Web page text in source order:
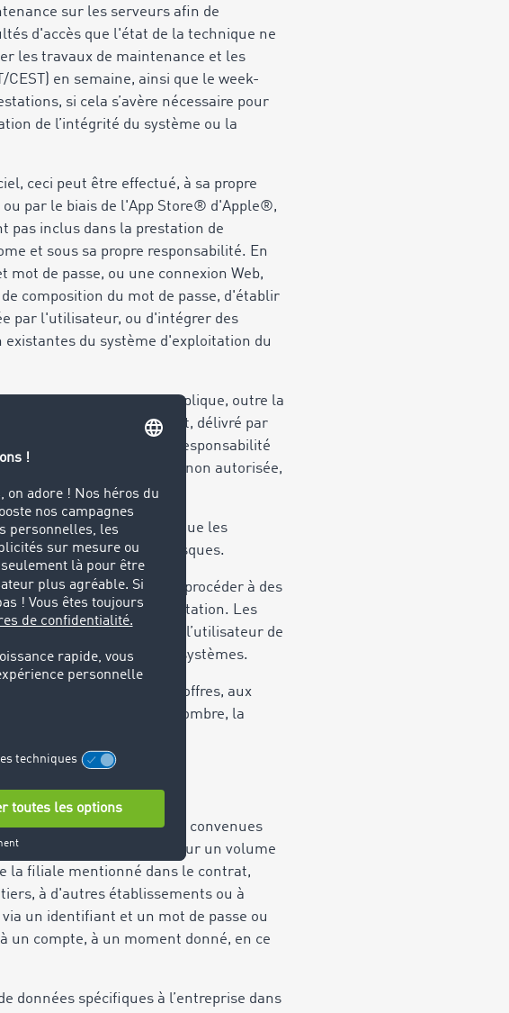
sur les serveurs afin de
d'accès que l'état de la technique ne
les travaux de maintenance et les
en semaine, ainsi que le week-
si cela s’avère nécessaire pour
de l’intégrité du système ou la
ceci peut être effectué, à sa propre
par le biais de l'App Store® d'Apple®,
pas inclus dans la prestation de
et sous sa propre responsabilité. En
de passe, ou une connexion Web,
composition du mot de passe, d'établir
par l'utilisateur, ou d'intégrer des
du système d'exploitation du
multifactorielle. Cela implique, outre la
généré ponctuellement, délivré par
application). Il est de la responsabilité
contre toute intrusion non autorisée,
son logiciel ainsi que les
et à ses propres risques.
de ses services, à procéder à des
principal de la prestation. Les
(ci-après IA). Il revient à l’utilisateur de
requises pour gérer ces systèmes.
relatives aux offres, aux
et de limiter le nombre, la
que dans les limites convenues
des transactions ou pour un volume
la filiale mentionné dans le contrat,
à d'autres établissements ou à
un identifiant et un mot de passe ou
un compte, à un moment donné, en ce
données spécifiques à l’entreprise dans